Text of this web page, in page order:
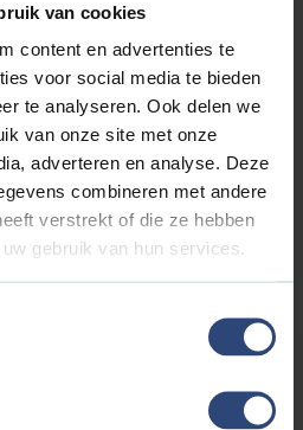
van cookies
content en advertenties te
voor social media te bieden
te analyseren. Ook delen we
van onze site met onze
adverteren en analyse. Deze
combineren met andere
verstrekt of die ze hebben
gebruik van hun services.
PK | LEDER | PANO DAK | 6JR
26km